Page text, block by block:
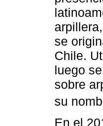
se
Chile.
luego
sobre
su
En el